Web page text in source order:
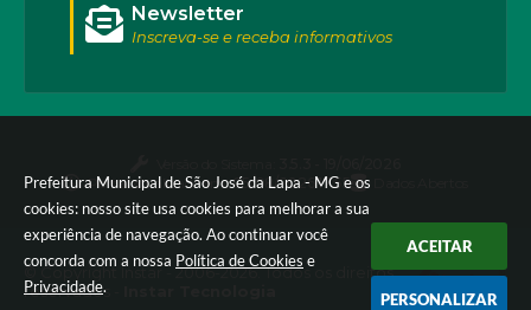
Prefeitura Municipal de São José da Lapa - MG e os
cookies: nosso site usa cookies para melhorar a sua
experiência de navegação. Ao continuar você
concorda com a nossa Política de Cookies e
Privacidade.
ACEITAR
PERSONALIZAR
Newsletter
Inscreva-se e receba informativos
Portal atualizado em:05/08/2026 17:55
© Copyright Instar - 2006-2026. Todos os direitos
reservados -